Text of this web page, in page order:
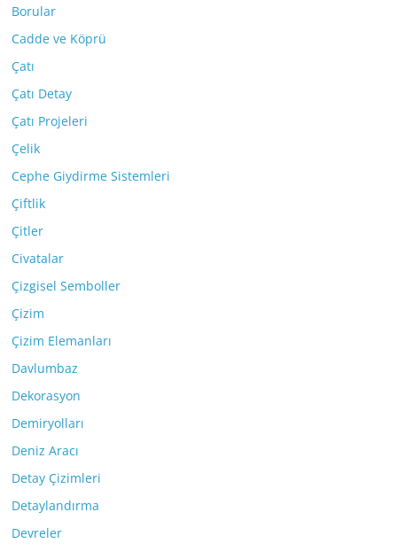
Borular
Cadde ve Köprü
Çatı
Çatı Detay
Çatı Projeleri
Çelik
Cephe Giydirme Sistemleri
Çiftlik
Çitler
Civatalar
Çizgisel Semboller
Çizim
Çizim Elemanları
Davlumbaz
Dekorasyon
Demiryolları
Deniz Aracı
Detay Çizimleri
Detaylandırma
Devreler